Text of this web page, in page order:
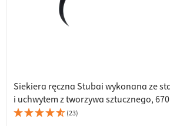
Siekiera ręczna Stubai wykonana ze
i uchwytem z tworzywa sztucznego,
(23)